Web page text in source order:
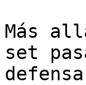
Más
set